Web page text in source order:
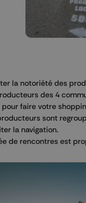
la notoriété des
des 4
faire votre
sont
la navigation.
de rencontres est